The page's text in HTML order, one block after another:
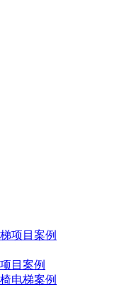
项目案例
目案例
电梯案例